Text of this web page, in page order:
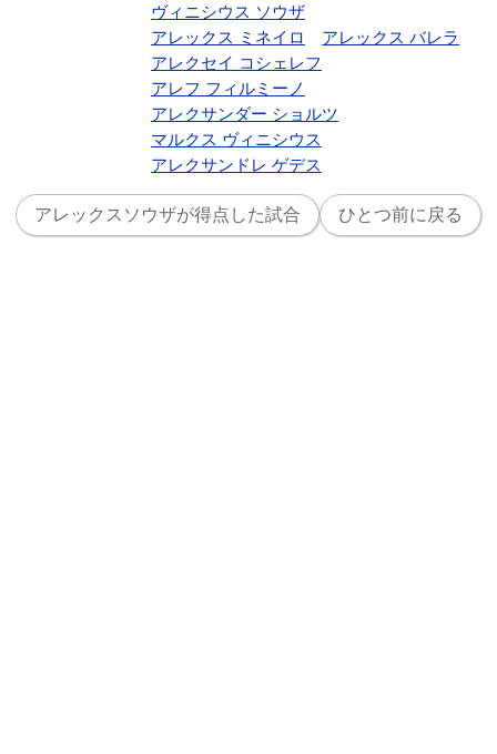
ヴィニシウス ソウザ
アレックス ミネイロ
アレックス バレラ
アレクセイ コシェレフ
アレフ フィルミーノ
アレクサンダー ショルツ
マルクス ヴィニシウス
アレクサンドレ ゲデス
アレックスソウザが得点した試合 ひとつ前に戻る